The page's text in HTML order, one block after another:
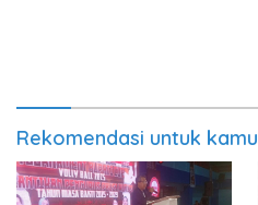
Rekomendasi untuk kamu